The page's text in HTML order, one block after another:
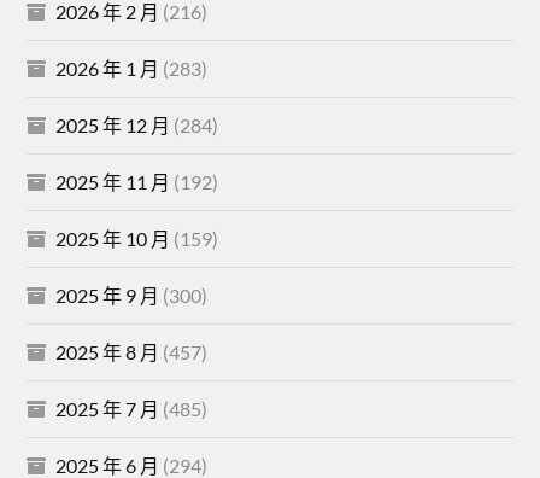
2026 年 2 月 (216)
2026 年 1 月 (283)
2025 年 12 月 (284)
2025 年 11 月 (192)
2025 年 10 月 (159)
2025 年 9 月 (300)
2025 年 8 月 (457)
2025 年 7 月 (485)
2025 年 6 月 (294)